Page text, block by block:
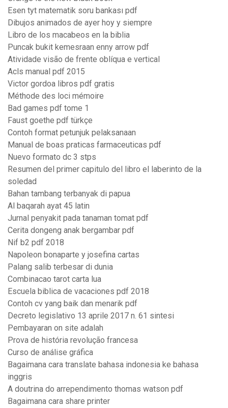
Esen tyt matematik soru bankası pdf
Dibujos animados de ayer hoy y siempre
Libro de los macabeos en la biblia
Puncak bukit kemesraan enny arrow pdf
Atividade visão de frente oblíqua e vertical
Acls manual pdf 2015
Victor gordoa libros pdf gratis
Méthode des loci mémoire
Bad games pdf tome 1
Faust goethe pdf türkçe
Contoh format petunjuk pelaksanaan
Manual de boas praticas farmaceuticas pdf
Nuevo formato dc 3 stps
Resumen del primer capitulo del libro el laberinto de la
soledad
Bahan tambang terbanyak di papua
Al baqarah ayat 45 latin
Jurnal penyakit pada tanaman tomat pdf
Cerita dongeng anak bergambar pdf
Nif b2 pdf 2018
Napoleon bonaparte y josefina cartas
Palang salib terbesar di dunia
Combinacao tarot carta lua
Escuela biblica de vacaciones pdf 2018
Contoh cv yang baik dan menarik pdf
Decreto legislativo 13 aprile 2017 n. 61 sintesi
Pembayaran on site adalah
Prova de história revolução francesa
Curso de análise gráfica
Bagaimana cara translate bahasa indonesia ke bahasa
inggris
A doutrina do arrependimento thomas watson pdf
Bagaimana cara share printer